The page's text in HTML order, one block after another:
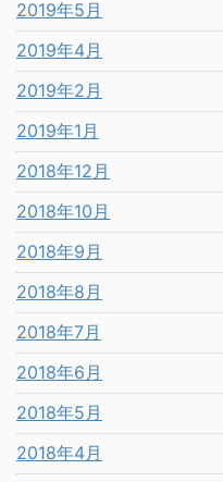
2019年5月
2019年4月
2019年2月
2019年1月
2018年12月
2018年10月
2018年9月
2018年8月
2018年7月
2018年6月
2018年5月
2018年4月